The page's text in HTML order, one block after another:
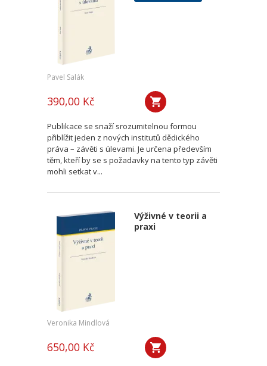
Pavel Salák
390,00 Kč
Publikace se snaží srozumitelnou formou
přiblížit jeden z nových institutů dědického
práva – závěti s úlevami. Je určena především
těm, kteří by se s požadavky na tento typ závěti
mohli setkat v...
Výživné v teorii a
praxi
Veronika Mindlová
650,00 Kč